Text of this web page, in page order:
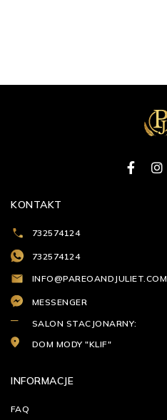
KONTAKT
732574124
732574124
INFO@PAREOANDJULIET.COM
MESSENGER
SALON STACJONARNY:
DOM MODY "KLIF"
INFORMACJE
FAQ